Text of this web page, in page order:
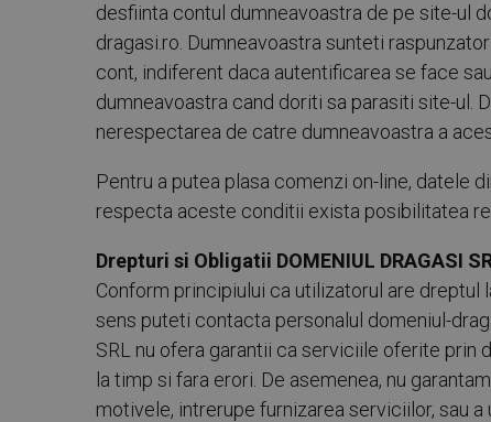
desfiinta contul dumneavoastra de pe site-ul
dragasi.ro. Dumneavoastra sunteti
cont, indiferent daca autentificarea se face
dumneavoastra cand doriti sa parasiti site-ul.
nerespectarea de catre dumneavoastra a
Pentru a putea plasa comenzi on-line, datele
respecta aceste conditii exista posibilitatea
Drepturi si Obligatii DOMENIUL DRAGASI
Conform principiului ca utilizatorul are
sens puteti contacta personalul domeniul-
SRL nu ofera garantii ca serviciile oferite prin
la timp si fara erori. De asemenea, nu
motivele, intrerupe furnizarea serviciilor, sau